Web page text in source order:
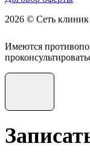
2026 © Сеть
Имеются